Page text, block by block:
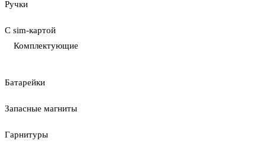
Ручки
С sim-картой
Комплектующие
Батарейки
Запасные магниты
Гарнитуры